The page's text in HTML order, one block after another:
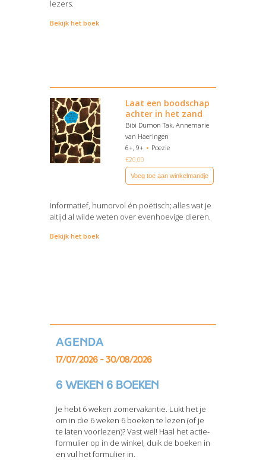
lezers.
Bekijk het boek
Laat een boodschap
achter in het zand
Bibi Dumon Tak, Annemarie
van Haeringen
6+, 9+
Poezie
€20,00
Voeg toe aan winkelmandje
Informatief, humorvol én poëtisch; alles wat je
altijd al wilde weten over evenhoevige dieren.
Bekijk het boek
Agenda
17/07/2026 - 30/08/2026
6 weken 6 boeken
Je hebt 6 weken zomervakantie. Lukt het je
om in die 6 weken 6 boeken te lezen (of je
te laten voorlezen)? Vast wel! Haal het actie-
formulier op in de winkel, duik de boeken in
en vul het formulier in.